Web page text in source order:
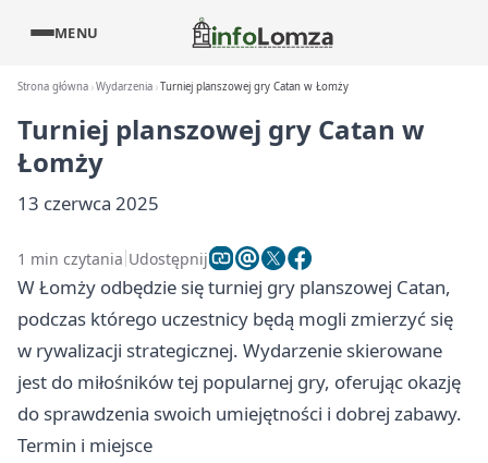
MENU
Strona główna Wydarzenia Turniej planszowej gry Catan w Łomży
Turniej planszowej gry Catan w
Łomży
13 czerwca 2025
1 min czytania Udostępnij
W Łomży odbędzie się turniej gry planszowej Catan,
podczas którego uczestnicy będą mogli zmierzyć się
w rywalizacji strategicznej. Wydarzenie skierowane
jest do miłośników tej popularnej gry, oferując okazję
do sprawdzenia swoich umiejętności i dobrej zabawy.
Termin i miejsce